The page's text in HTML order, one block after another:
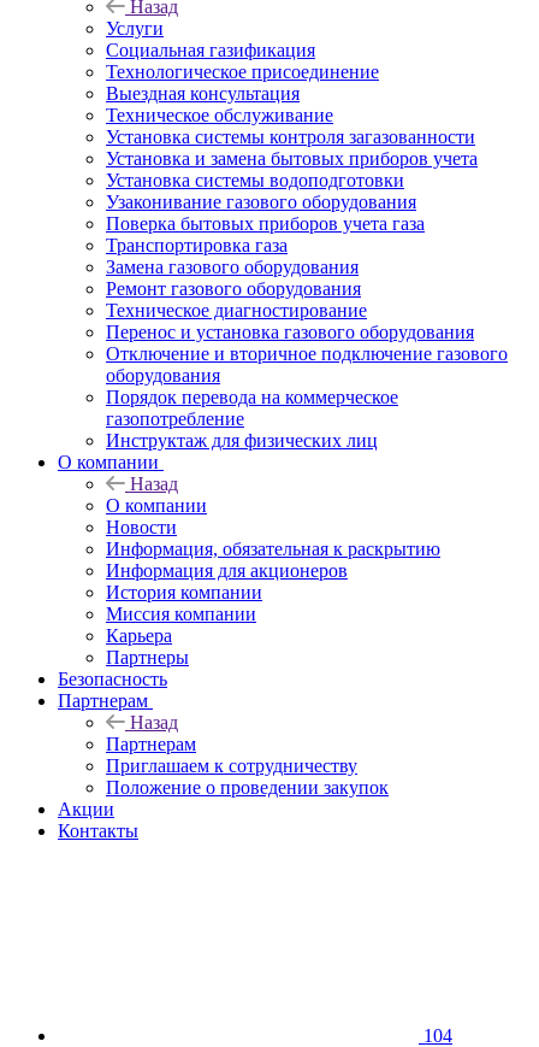
Назад
Услуги
Социальная газификация
Технологическое присоединение
Выездная консультация
Техническое обслуживание
Установка системы контроля загазованности
Установка и замена бытовых приборов учета
Установка системы водоподготовки
Узаконивание газового оборудования
Поверка бытовых приборов учета газа
Транспортировка газа
Замена газового оборудования
Ремонт газового оборудования
Техническое диагностирование
Перенос и установка газового оборудования
Отключение и вторичное подключение газового
оборудования
Порядок перевода на коммерческое
газопотребление
Инструктаж для физических лиц
О компании
Назад
О компании
Новости
Информация, обязательная к раскрытию
Информация для акционеров
История компании
Миссия компании
Карьера
Партнеры
Безопасность
Партнерам
Назад
Партнерам
Приглашаем к сотрудничеству
Положение о проведении закупок
Акции
Контакты
104